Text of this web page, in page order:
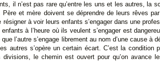
il n’est pas rare qu’entre les uns et les autres, la
et mère doivent se déprendre de leurs rêves
à voir leurs enfants s’engager dans une
à l’heure où ils veulent s’engager est
l’autre s’engage librement au nom d’une cause à
autres s’opère un certain écart. C’est la condition
le chemin est ouvert pour qu’on avance